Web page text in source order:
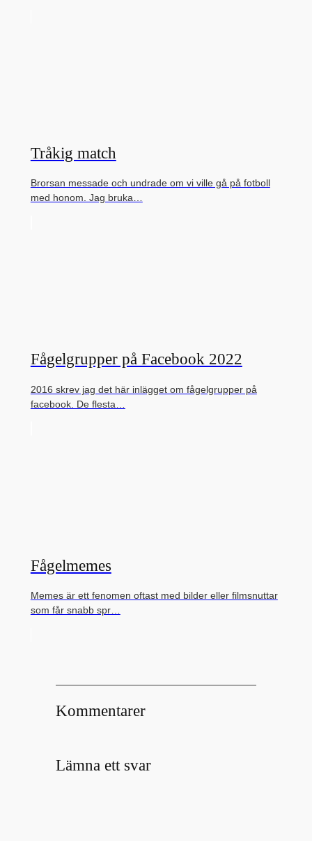
Tråkig match
Brorsan messade och undrade om vi ville gå på fotboll
med honom. Jag bruka…
Fågelgrupper på Facebook 2022
2016 skrev jag det här inlägget om fågelgrupper på
facebook. De flesta…
Fågelmemes
Memes är ett fenomen oftast med bilder eller filmsnuttar
som får snabb spr…
Kommentarer
Lämna ett svar